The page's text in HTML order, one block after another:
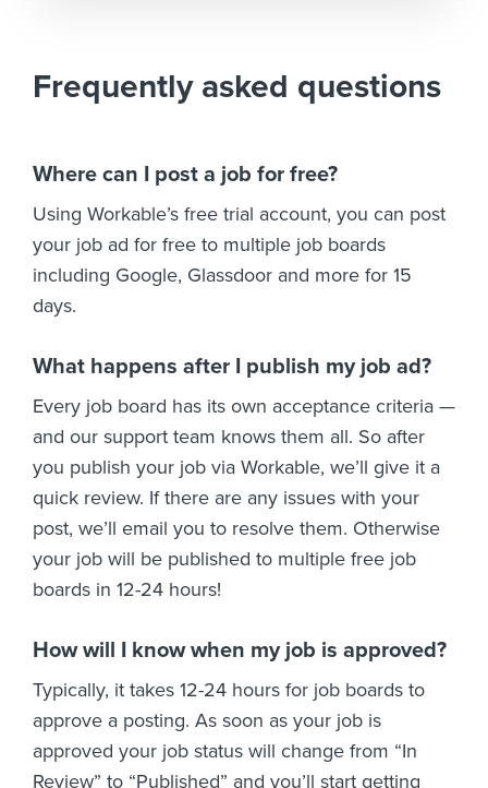
Frequently asked questions
Where can I post a job for free?
Using Workable’s free trial account, you can post
your job ad for free to multiple job boards
including Google, Glassdoor and more for 15
days.
What happens after I publish my job ad?
Every job board has its own acceptance criteria —
and our support team knows them all. So after
you publish your job via Workable, we’ll give it a
quick review. If there are any issues with your
post, we’ll email you to resolve them. Otherwise
your job will be published to multiple free job
boards in 12-24 hours!
How will I know when my job is approved?
Typically, it takes 12-24 hours for job boards to
approve a posting. As soon as your job is
approved your job status will change from “In
Review” to “Published” and you’ll start getting